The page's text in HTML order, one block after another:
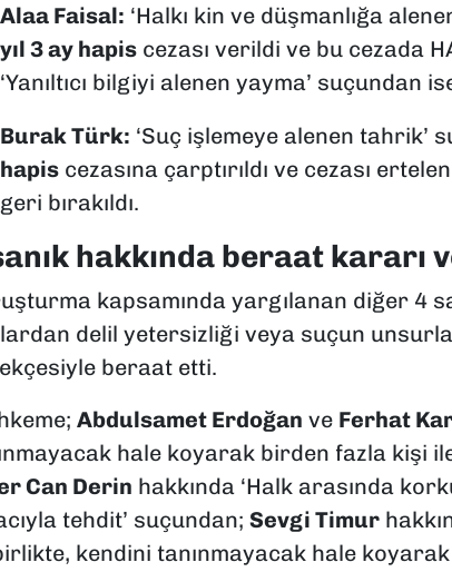
Alaa Faisal: ‘Halkı kin ve düşmanlığa
yıl 3 ay hapiscezası verildi ve bu cezada
‘Yanıltıcı bilgiyi alenen yayma’ suçundan
Burak Türk: ‘Suç işlemeye alenen tahrik’
hapiscezasına çarptırıldı ve cezası
geri bırakıldı.
hakkında beraat kararı
kapsamında yargılanan diğer 4
delil yetersizliği veya suçun
beraat etti.
Abdulsamet Erdoğan ve Ferhat
hale koyarak birden fazla kişi
Can Derin hakkında ‘Halk arasında
tehdit’ suçundan; Sevgi Timur
kendini tanınmayacak hale